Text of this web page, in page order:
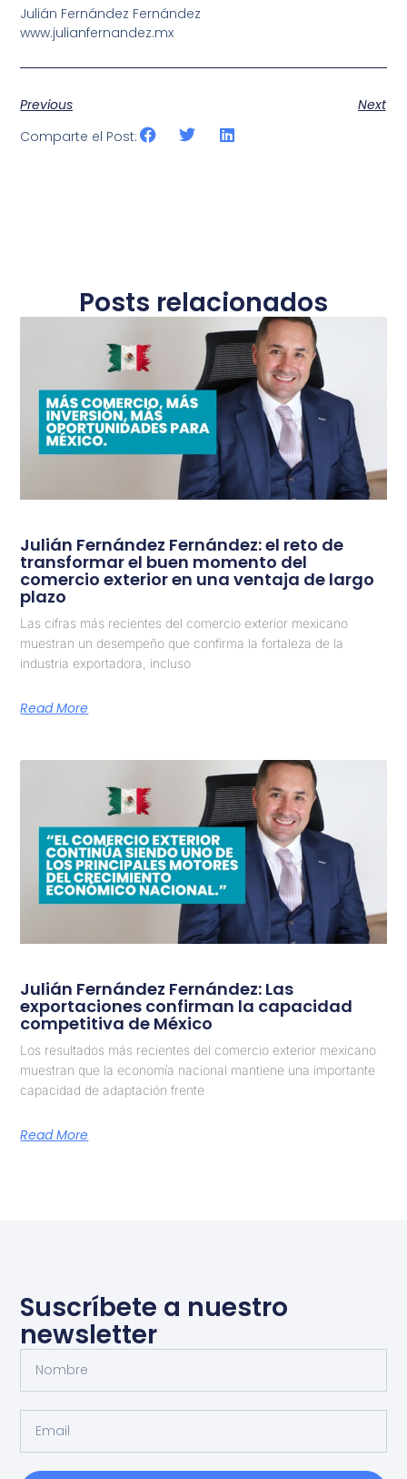
Julián Fernández Fernández
www.julianfernandez.mx
Previous
Next
Comparte el Post:
Posts relacionados
Julián Fernández Fernández: el reto de
transformar el buen momento del
comercio exterior en una ventaja de largo
plazo
Las cifras más recientes del comercio exterior mexicano
muestran un desempeño que confirma la fortaleza de la
industria exportadora, incluso
Read More
Julián Fernández Fernández: Las
exportaciones confirman la capacidad
competitiva de México
Los resultados más recientes del comercio exterior mexicano
muestran que la economía nacional mantiene una importante
capacidad de adaptación frente
Read More
Suscríbete a nuestro
newsletter